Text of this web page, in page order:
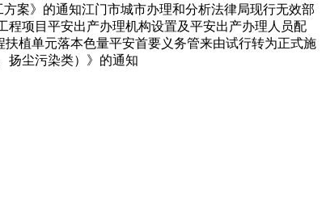
案》的通知江门市城市办理和分析法律局现行无效部
程项目平安出产办理机构设置及平安出产办理人员配
植单元落本色量平安首要义务管来由试行转为正式施
扬尘污染类）》的通知